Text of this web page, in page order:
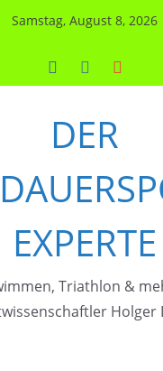
Samstag, August 8, 2026
DER
EXPERTE
Triathlon &
Holger